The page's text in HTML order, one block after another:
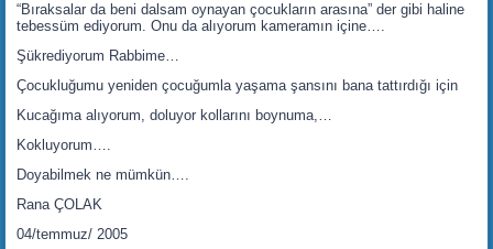
“Bıraksalar da beni dalsam oynayan çocukların arasına” der gibi haline
tebessüm ediyorum. Onu da alıyorum kameramın içine….
Şükrediyorum Rabbime…
Çocukluğumu yeniden çocuğumla yaşama şansını bana tattırdığı için
Kucağıma alıyorum, doluyor kollarını boynuma,…
Kokluyorum….
Doyabilmek ne mümkün….
Rana ÇOLAK
04/temmuz/ 2005